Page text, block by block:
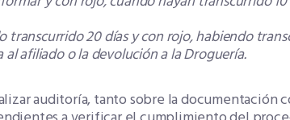
transcurrido 20 días y con rojo, habiendo
afiliado o la devolución a la Droguería.
auditoría, tanto sobre la documentación